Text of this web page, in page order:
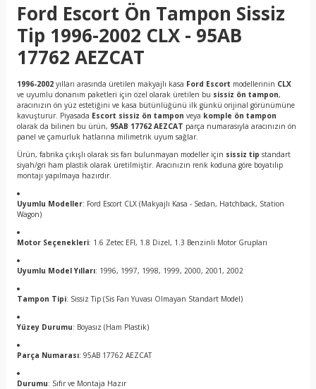
Ford Escort Ön Tampon Sissiz
Tip 1996-2002 CLX - 95AB
17762 AEZCAT
1996-2002 yılları arasında üretilen makyajlı kasa Ford Escort modellerinin CLX
ve uyumlu donanım paketleri için özel olarak üretilen bu sissiz ön tampon,
aracınızın ön yüz estetiğini ve kasa bütünlüğünü ilk günkü orijinal görünümüne
kavuşturur. Piyasada Escort sissiz ön tampon veya komple ön tampon
olarak da bilinen bu ürün, 95AB 17762 AEZCAT parça numarasıyla aracınızın ön
panel ve çamurluk hatlarına milimetrik uyum sağlar.
Ürün, fabrika çıkışlı olarak sis farı bulunmayan modeller için sissiz tip standart
siyah/gri ham plastik olarak üretilmiştir. Aracınızın renk koduna göre boyatılıp
montajı yapılmaya hazırdır.
Uyumlu Modeller: Ford Escort CLX (Makyajlı Kasa - Sedan, Hatchback, Station
Wagon)
Motor Seçenekleri: 1.6 Zetec EFI, 1.8 Dizel, 1.3 Benzinli Motor Grupları
Uyumlu Model Yılları: 1996, 1997, 1998, 1999, 2000, 2001, 2002
Tampon Tipi: Sissiz Tip (Sis Farı Yuvası Olmayan Standart Model)
Yüzey Durumu: Boyasız (Ham Plastik)
Parça Numarası: 95AB 17762 AEZCAT
Durumu: Sıfır ve Montaja Hazır